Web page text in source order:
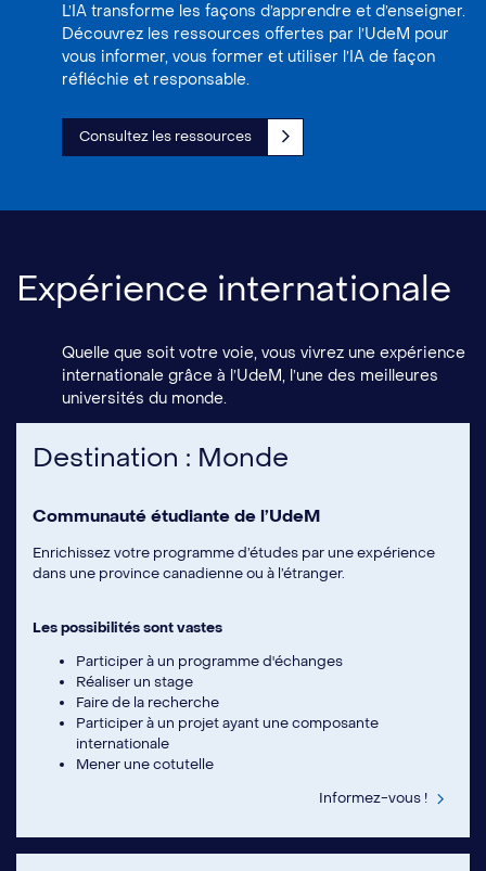
L’IA transforme les façons d’apprendre et d’enseigner.
Découvrez les ressources offertes par l’UdeM pour
vous informer, vous former et utiliser l’IA de façon
réfléchie et responsable.
Consultez les ressources
Expérience internationale
Quelle que soit votre voie, vous vivrez une expérience
internationale grâce à l’UdeM, l’une des meilleures
universités du monde.
Destination : Monde
Communauté étudiante de l’UdeM
Enrichissez votre programme d’études par une expérience
dans une province canadienne ou à l’étranger.
Les possibilités sont vastes
Participer à un programme d'échanges
Réaliser un stage
Faire de la recherche
Participer à un projet ayant une composante
internationale
Mener une cotutelle
Informez-vous !